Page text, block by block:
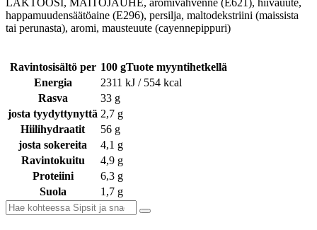
LAKTOOSI, MAITOJAUHE, aromivahvenne (E621), hiivauute,
happamuudensäätöaine (E296), persilja, maltodekstriini (maissista
tai perunasta), aromi, mausteuute (cayennepippuri)
Ravintosisältö per 100 gTuote myyntihetkellä
Energia
2311 kJ / 554 kcal
Rasva
33 g
josta tyydyttynyttä 2,7 g
Hiilihydraatit
56 g
josta sokereita
4,1 g
Ravintokuitu
4,9 g
Proteiini
6,3 g
Suola
1,7 g